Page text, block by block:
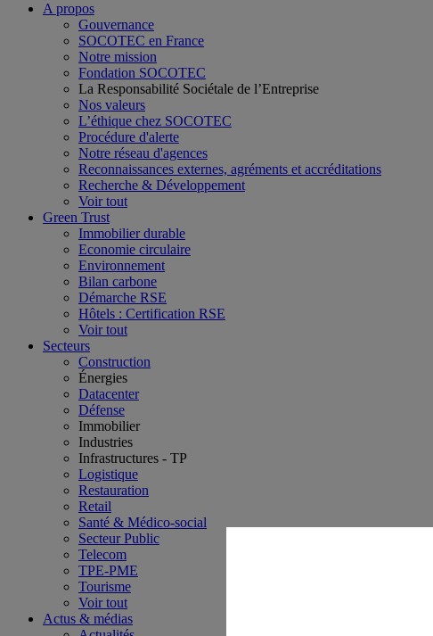
A propos
Gouvernance
SOCOTEC en France
Notre mission
Fondation SOCOTEC
La Responsabilité Sociétale de l’Entreprise
Nos valeurs
L’éthique chez SOCOTEC
Procédure d'alerte
Notre réseau d'agences
Reconnaissances externes, agréments et accréditations
Recherche & Développement
Voir tout
Green Trust
Immobilier durable
Economie circulaire
Environnement
Bilan carbone
Démarche RSE
Hôtels : Certification RSE
Voir tout
Secteurs
Construction
Énergies
Datacenter
Défense
Immobilier
Industries
Infrastructures - TP
Logistique
Restauration
Retail
Santé & Médico-social
Secteur Public
Telecom
TPE-PME
Tourisme
Voir tout
Actus & médias